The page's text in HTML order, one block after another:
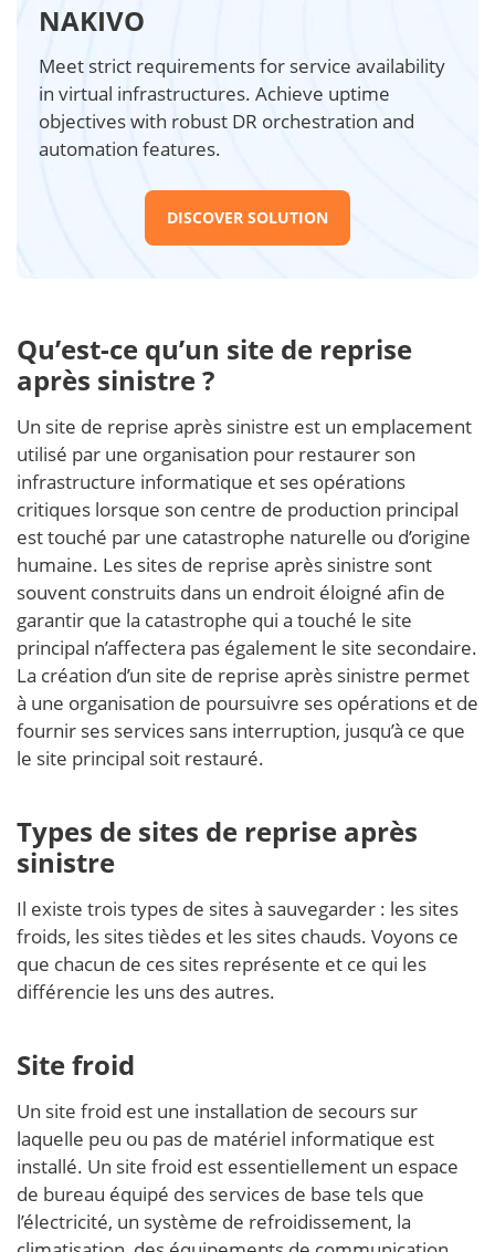
NAKIVO
Meet strict requirements for service availability
in virtual infrastructures. Achieve uptime
objectives with robust DR orchestration and
automation features.
DISCOVER SOLUTION
Qu’est-ce qu’un site de reprise
après sinistre ?
Un site de reprise après sinistre est un emplacement
utilisé par une organisation pour restaurer son
infrastructure informatique et ses opérations
critiques lorsque son centre de production principal
est touché par une catastrophe naturelle ou d’origine
humaine. Les sites de reprise après sinistre sont
souvent construits dans un endroit éloigné afin de
garantir que la catastrophe qui a touché le site
principal n’affectera pas également le site secondaire.
La création d’un site de reprise après sinistre permet
à une organisation de poursuivre ses opérations et de
fournir ses services sans interruption, jusqu’à ce que
le site principal soit restauré.
Types de sites de reprise après
sinistre
Il existe trois types de sites à sauvegarder : les sites
froids, les sites tièdes et les sites chauds. Voyons ce
que chacun de ces sites représente et ce qui les
différencie les uns des autres.
Site froid
Un site froid est une installation de secours sur
laquelle peu ou pas de matériel informatique est
installé. Un site froid est essentiellement un espace
de bureau équipé des services de base tels que
l’électricité, un système de refroidissement, la